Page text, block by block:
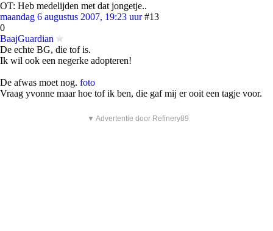
OT: Heb medelijden met dat jongetje..
maandag 6 augustus 2007, 19:23 uur #13
0
BaajGuardian
De echte BG, die tof is.
Ik wil ook een negerke adopteren!
De afwas moet nog. foto
Vraag yvonne maar hoe tof ik ben, die gaf mij er ooit een tagje voor.
▼ Advertentie door Refinery89